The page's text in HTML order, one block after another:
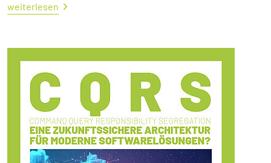
weiterlesen